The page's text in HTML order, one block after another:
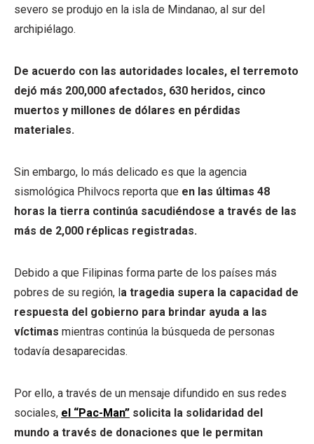
severo se produjo en la isla de Mindanao, al sur del
archipiélago.
De acuerdo con las autoridades locales, el terremoto
dejó más 200,000 afectados, 630 heridos, cinco
muertos y millones de dólares en pérdidas
materiales.
Sin embargo, lo más delicado es que la agencia
sismológica Philvocs reporta que en las últimas 48
horas la tierra continúa sacudiéndose a través de las
más de 2,000 réplicas registradas.
Debido a que Filipinas forma parte de los países más
pobres de su región, la tragedia supera la capacidad de
respuesta del gobierno para brindar ayuda a las
víctimas mientras continúa la búsqueda de personas
todavía desaparecidas.
Por ello, a través de un mensaje difundido en sus redes
sociales, el “Pac-Man” solicita la solidaridad del
mundo a través de donaciones que le permitan